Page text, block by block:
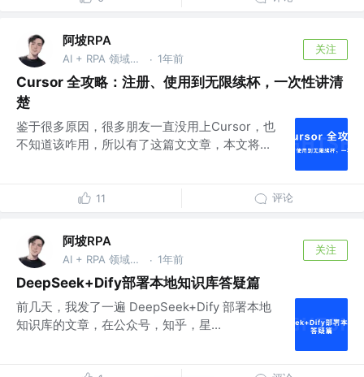
阿坡RPA
AI + RPA 领域持续深耕者，专注于分享本地知识库及 AI 自动化工作流实战干货， vx：ao-ai-coding · 1年前
关注
Cursor 全攻略：注册、使用到无限续杯，一次性讲清
楚
鉴于很多原因，很多朋友一直没用上Cursor，也
不知道该咋用，所以有了这篇文文章，本文将...
11 评论
阿坡RPA
AI + RPA 领域持续深耕者，专注于分享本地知识库及 AI 自动化工作流实战干货， vx：ao-ai-coding · 1年前
关注
DeepSeek+Dify部署本地知识库答疑篇
前几天，我发了一遍 DeepSeek+Dify 部署本地
知识库的文章，在公众号，知乎，星...